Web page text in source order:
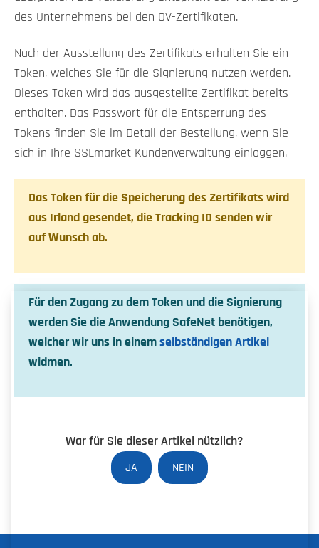
des Unternehmens bei den OV-Zertifikaten.
Nach der Ausstellung des Zertifikats erhalten Sie ein
Token, welches Sie für die Signierung nutzen werden.
Dieses Token wird das ausgestellte Zertifikat bereits
enthalten. Das Passwort für die Entsperrung des
Tokens finden Sie im Detail der Bestellung, wenn Sie
sich in Ihre SSLmarket Kundenverwaltung einloggen.
Das Token für die Speicherung des Zertifikats wird
aus Irland gesendet, die Tracking ID senden wir
auf Wunsch ab.
Für den Zugang zu dem Token und die Signierung
werden Sie die Anwendung SafeNet benötigen,
welcher wir uns in einem selbständigen Artikel
widmen.
War für Sie dieser Artikel nützlich?
JA NEIN